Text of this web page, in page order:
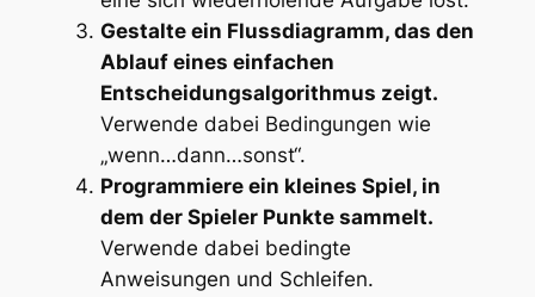
Gestalte ein Flussdiagramm, das den
Ablauf eines einfachen
Entscheidungsalgorithmus zeigt.
Verwende dabei Bedingungen wie
„wenn…dann…sonst“.
Programmiere ein kleines Spiel, in
dem der Spieler Punkte sammelt.
Verwende dabei bedingte
Anweisungen und Schleifen.